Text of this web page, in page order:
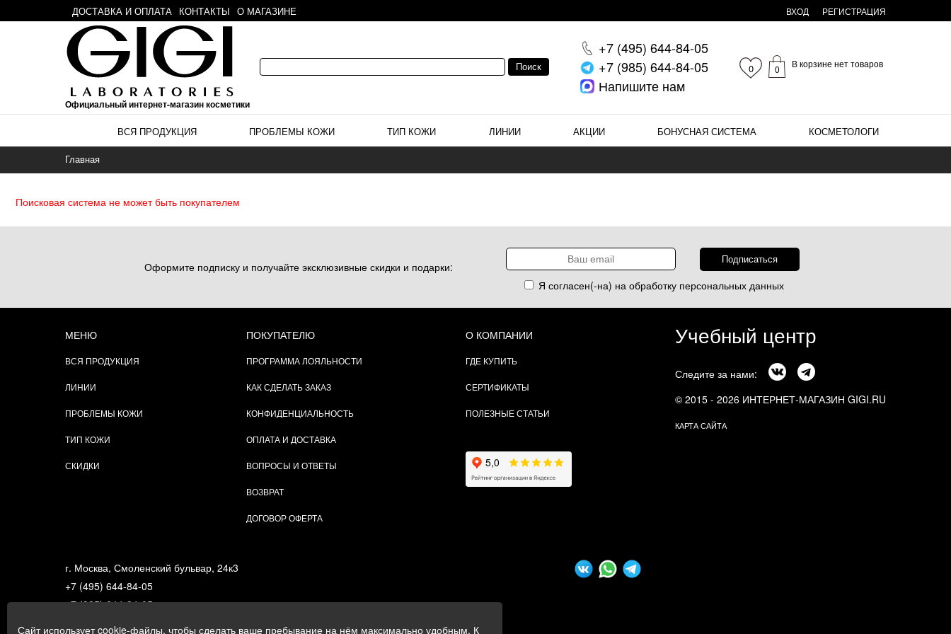
ДОСТАВКА И ОПЛАТА КОНТАКТЫ О МАГАЗИНЕ ВХОД РЕГИСТРАЦИЯ
Официальный интернет-магазин косметики
0 0 В корзине нет товаров
+7 (495) 644-84-05
+7 (985) 644-84-05
Напишите нам
ВСЯ ПРОДУКЦИЯ ПРОБЛЕМЫ КОЖИ ТИП КОЖИ ЛИНИИ АКЦИИ БОНУСНАЯ СИСТЕМА КОСМЕТОЛОГИ
Главная
Поисковая система не может быть покупателем
Оформите подписку и получайте эксклюзивные скидки и подарки:
Я согласен(-на) на обработку персональных данных
МЕНЮ
ВСЯ ПРОДУКЦИЯ
ЛИНИИ
ПРОБЛЕМЫ КОЖИ
ТИП КОЖИ
СКИДКИ
ПОКУПАТЕЛЮ
ПРОГРАММА ЛОЯЛЬНОСТИ
КАК СДЕЛАТЬ ЗАКАЗ
КОНФИДЕНЦИАЛЬНОСТЬ
ОПЛАТА И ДОСТАВКА
ВОПРОСЫ И ОТВЕТЫ
ВОЗВРАТ
ДОГОВОР ОФЕРТА
О КОМПАНИИ
ГДЕ КУПИТЬ
СЕРТИФИКАТЫ
ПОЛЕЗНЫЕ СТАТЬИ
Учебный центр
Следите за нами:
© 2015 - 2026 ИНТЕРНЕТ-МАГАЗИН GIGI.RU
КАРТА САЙТА
г. Москва, Смоленский бульвар, 24к3
+7 (495) 644-84-05
+7 (985) 644-84-05
zakaz@gigi.ru
Сайт использует cookie-файлы, чтобы сделать ваше пребывание на нём максимально удобным. К